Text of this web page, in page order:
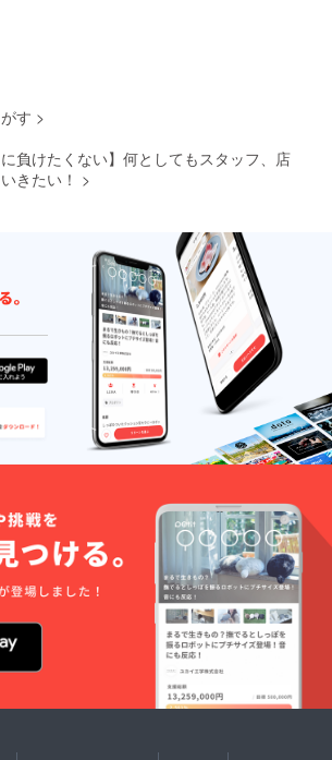
す >
に負けたくない】何としてもスタッフ、店
きたい！ >